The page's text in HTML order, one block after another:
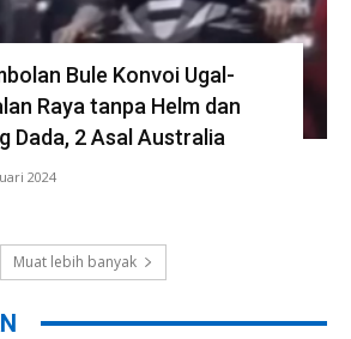
Bule Konvoi Ugal-
Raya tanpa Helm dan
Dada, 2 Asal Australia
2024
Muat lebih banyak